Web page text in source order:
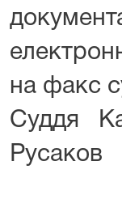
на факс
Суддя
Русаков